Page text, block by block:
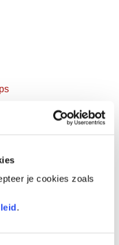
je cookies zoals
.
een glimlach